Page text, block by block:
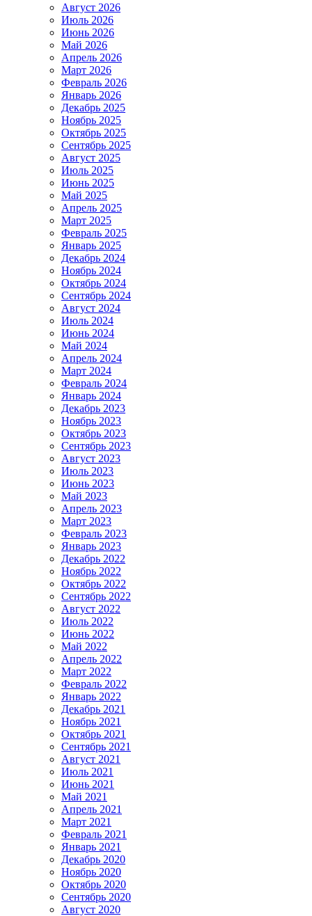
Август 2026
Июль 2026
Июнь 2026
Май 2026
Апрель 2026
Март 2026
Февраль 2026
Январь 2026
Декабрь 2025
Ноябрь 2025
Октябрь 2025
Сентябрь 2025
Август 2025
Июль 2025
Июнь 2025
Май 2025
Апрель 2025
Март 2025
Февраль 2025
Январь 2025
Декабрь 2024
Ноябрь 2024
Октябрь 2024
Сентябрь 2024
Август 2024
Июль 2024
Июнь 2024
Май 2024
Апрель 2024
Март 2024
Февраль 2024
Январь 2024
Декабрь 2023
Ноябрь 2023
Октябрь 2023
Сентябрь 2023
Август 2023
Июль 2023
Июнь 2023
Май 2023
Апрель 2023
Март 2023
Февраль 2023
Январь 2023
Декабрь 2022
Ноябрь 2022
Октябрь 2022
Сентябрь 2022
Август 2022
Июль 2022
Июнь 2022
Май 2022
Апрель 2022
Март 2022
Февраль 2022
Январь 2022
Декабрь 2021
Ноябрь 2021
Октябрь 2021
Сентябрь 2021
Август 2021
Июль 2021
Июнь 2021
Май 2021
Апрель 2021
Март 2021
Февраль 2021
Январь 2021
Декабрь 2020
Ноябрь 2020
Октябрь 2020
Сентябрь 2020
Август 2020